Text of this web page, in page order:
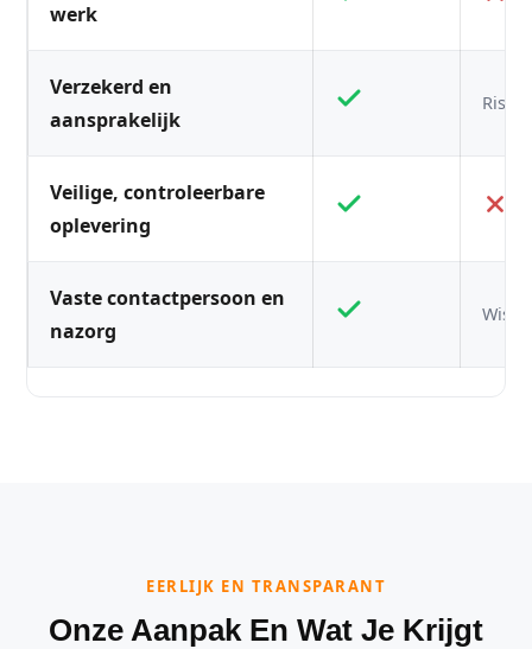
werk
Verzekerd en
aansprakelijk
Veilige, controleerbare
oplevering
Vaste contactpersoon en
nazorg
EERLIJK EN TRANSPARANT
Onze Aanpak En Wat Je Krijgt